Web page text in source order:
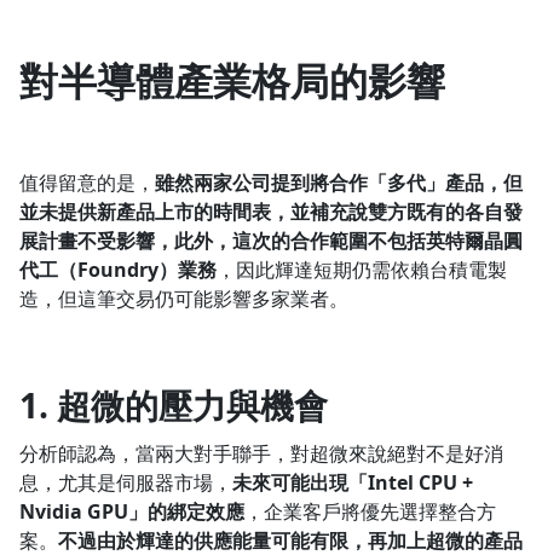
對半導體產業格局的影響
值得留意的是， 雖然兩家公司提到將合作「多代」產品，但
並未提供新產品上市的時間表，並補充說雙方既有的各自發
展計畫不受影響，此外，這次的合作範圍不包括英特爾晶圓
代工（Foundry）業務 ，因此輝達短期仍需依賴台積電製
造，但這筆交易仍可能影響多家業者。
1. 超微的壓力與機會
分析師認為，當兩大對手聯手，對超微來說絕對不是好消
息，尤其是伺服器市場， 未來可能出現「Intel CPU +
Nvidia GPU」的綁定效應 ，企業客戶將優先選擇整合方
案。 不過由於輝達的供應能量可能有限，再加上超微的產品